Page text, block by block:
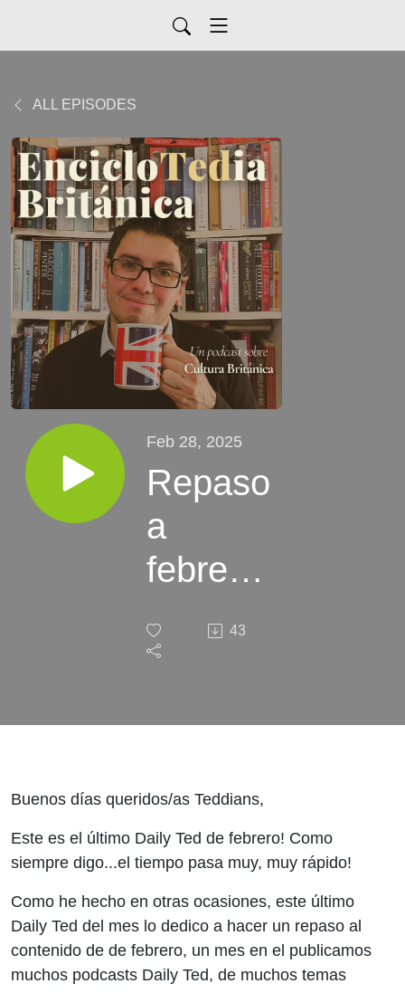
ALL EPISODES
Feb 28, 2025
Repaso
a
febrero
Ted
43
Buenos días queridos/as Teddians,
Este es el último Daily Ted de febrero! Como
siempre digo...el tiempo pasa muy, muy rápido!
Como he hecho en otras ocasiones, este último
Daily Ted del mes lo dedico a hacer un repaso al
contenido de de febrero, un mes en el publicamos
muchos podcasts Daily Ted, de muchos temas